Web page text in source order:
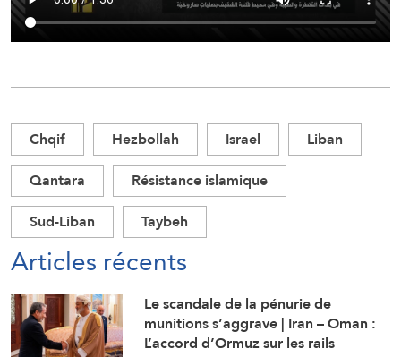
Chqif Hezbollah Israel
Liban
Qantara
Résistance islamique
Sud-Liban
Taybeh
Articles récents
Le scandale de la pénurie de
munitions s’aggrave | Iran – Oman :
L’accord d’Ormuz sur les rails